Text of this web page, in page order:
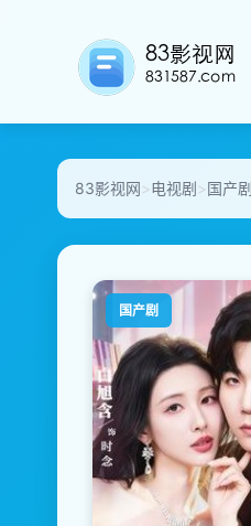
83影视网>电视剧>国产剧
国产剧